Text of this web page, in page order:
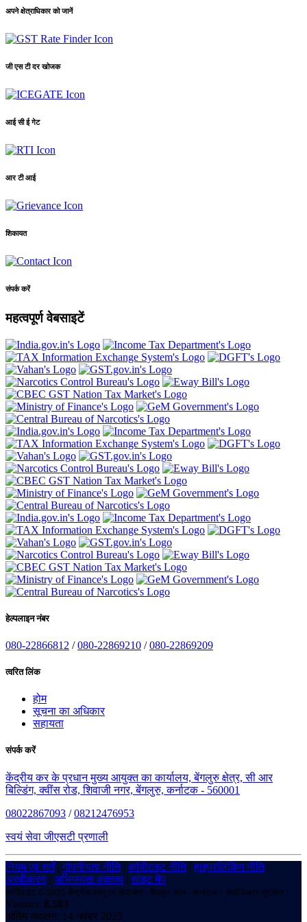
अपने क्षेत्राधिकार को जानें
जी एस टी दर खोजक
आई सी ई गेट
आर टी आई
शिकायत
संपर्क करें
महत्वपूर्ण वेबसाइटें
हेल्पलाइन नंबर
080-22866812 /080-22869210 /080-22869209
त्वरित लिंक
होम
सूचना का अधिकार
सहायता
संपर्क करें
केंद्रीय कर के प्रधान मुख्य आयुक्त का कार्यालय, बेंगलुरु क्षेत्र, सी आर
बिल्डिंग, क्वींस रोड, शिवाजी नगर, बेंगलुरु, कर्नाटक - 560001
08022867093 /08212476953
स्वयं सेवा जीएसटी प्रणाली
नियम एवं शर्तें|गोपनीयता नीति|कॉपीराइट नीति|हाइपरलिंकिंग नीति|
अस्वीकरण | अभिगम्यता वक्तव्य |साइट मैप
कॉपीराइट © 2025 केंद्रीय वस्तु एवं सेवा कर - बेंगलुरु ज़ोन - कर्नाटक। सर्वाधिकार सुरक्षित।
Visitors: 8,583
अंतिम अद्यतन: 14 नवंबर 2025